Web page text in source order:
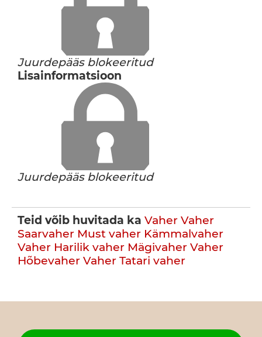
Juurdepääs blokeeritud
Lisainformatsioon
Juurdepääs blokeeritud
Teid võib huvitada ka Vaher Vaher
Saarvaher Must vaher Kämmalvaher
Vaher Harilik vaher Mägivaher Vaher
Hõbevaher Vaher Tatari vaher